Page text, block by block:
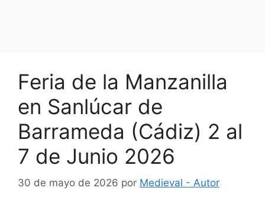
Feria de la Manzanilla
en Sanlúcar de
Barrameda (Cádiz) 2 al
7 de Junio 2026
30 de mayo de 2026 por Medieval - Autor